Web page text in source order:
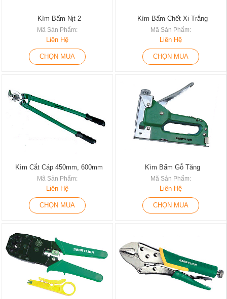
Kìm Bấm Nịt 2
Mã Sản Phẩm:
Liên Hệ
CHỌN MUA
Kìm Bấm Chết Xi Trắng
Mã Sản Phẩm:
Liên Hệ
CHỌN MUA
Kìm Cắt Cáp 450mm, 600mm
Mã Sản Phẩm:
Liên Hệ
CHỌN MUA
Kìm Bấm Gỗ Tăng
Mã Sản Phẩm:
Liên Hệ
CHỌN MUA